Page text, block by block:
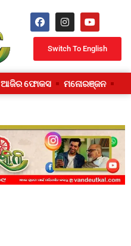
Switch To English
ଆଜିର ଫୋକସ ମନୋରଞ୍ଜନ